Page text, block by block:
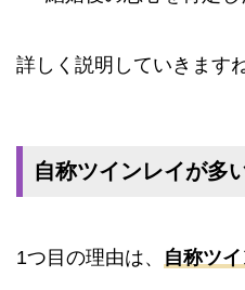
詳しく説明していきますね
自称ツインレイが多
1つ目の理由は、 自称ツ